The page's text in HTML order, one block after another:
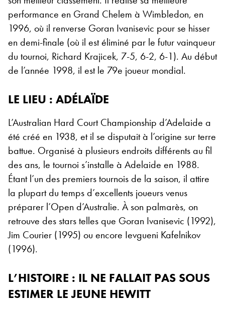
performance en Grand Chelem à Wimbledon, en
1996, où il renverse Goran Ivanisevic pour se hisser
en demi-finale (où il est éliminé par le futur vainqueur
du tournoi, Richard Krajicek, 7-5, 6-2, 6-1). Au début
de l’année 1998, il est le 79e joueur mondial.
LE LIEU : ADÉLAÏDE
L’Australian Hard Court Championship d’Adelaide a
été créé en 1938, et il se disputait à l’origine sur terre
battue. Organisé à plusieurs endroits différents au fil
des ans, le tournoi s’installe à Adelaide en 1988.
Étant l’un des premiers tournois de la saison, il attire
la plupart du temps d’excellents joueurs venus
préparer l’Open d’Australie. À son palmarès, on
retrouve des stars telles que Goran Ivanisevic (1992),
Jim Courier (1995) ou encore Ievgueni Kafelnikov
(1996).
L’HISTOIRE : IL NE FALLAIT PAS SOUS
ESTIMER LE JEUNE HEWITT